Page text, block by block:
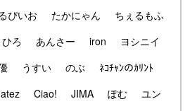
ぴいお たかにゃん
ちぇるもふ
ひろ あんさー iron
ヨシニイ
うすい のぶ
ﾈｺﾁｬﾝのｶﾘﾝﾄ
atez Ciao! JIMA ぽむ
ユン